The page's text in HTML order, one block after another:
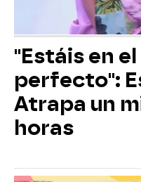
"Estáis en
perfecto":
Atrapa un
horas